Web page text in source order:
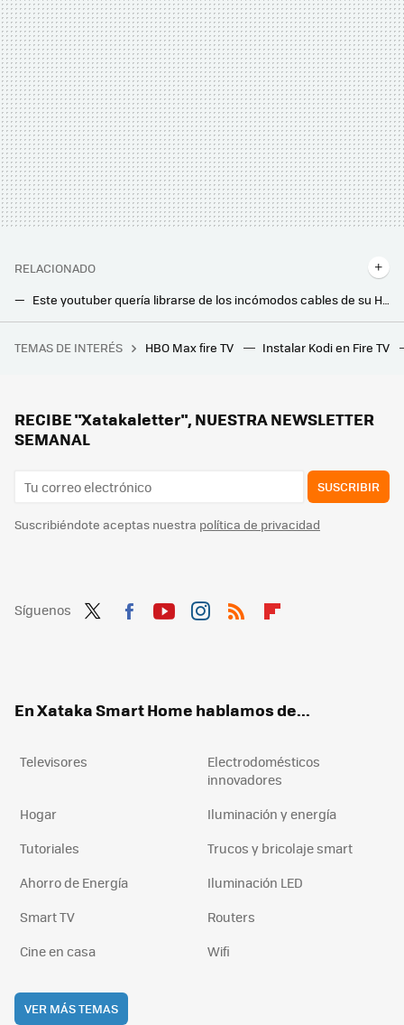
RELACIONADO
Este youtuber quería librarse de los incómodos cables de su Home Cinema. Los láseres tenían la respuesta
Philips ya tiene listas sus nuevas barras de sonido Dolby Atmos para 2025: con un espectacular diseño y HDMI 2.1
La Generación Z lleva años demostrando que los jóvenes han desarrollado un miedo irracional a hablar por teléfono. Google quiere sacarle partido
TEMAS DE INTERÉS HBO Max fire TV Instalar Kodi en Fire TV
RECIBE "Xatakaletter", NUESTRA NEWSLETTER
SEMANAL
SUSCRIBIR
Suscribiéndote aceptas nuestra política de privacidad
Síguenos
En Xataka Smart Home hablamos de...
Televisores
Electrodomésticos
innovadores
Hogar
Iluminación y energía
Tutoriales
Trucos y bricolaje smart
Ahorro de Energía
Iluminación LED
Smart TV
Routers
Cine en casa
Wifi
VER MÁS TEMAS